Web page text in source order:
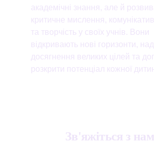
академічні знання, але й
критичне мислення,
та творчість у своїх учнів. Вони
відкривають нові горизонти,
досягнення великих цілей та
розкрити потенціал кожної
Зв'яжіться з